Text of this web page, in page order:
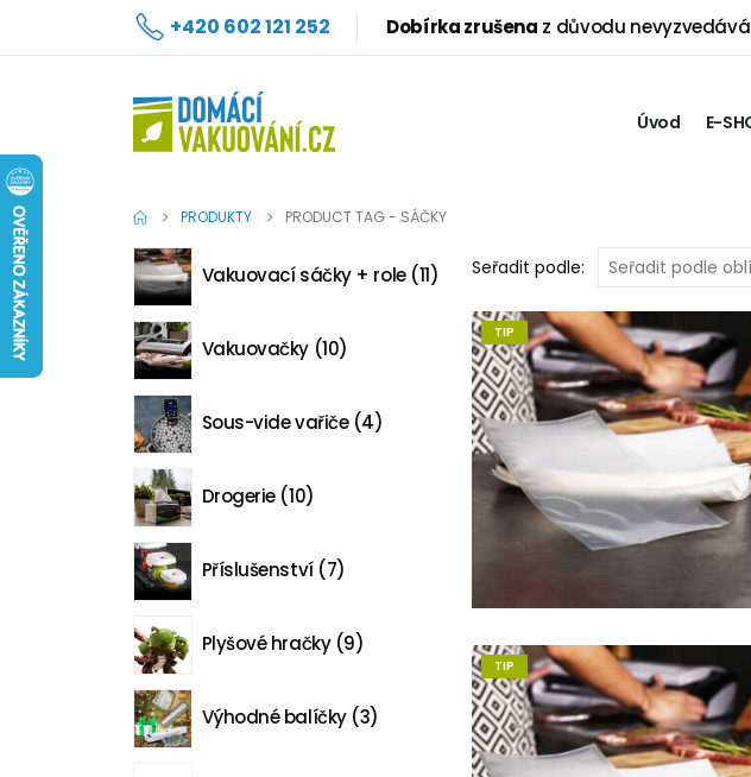
+420 602 121 252 Dobírka zrušena z důvodu
Úvod E-
PRODUKTY PRODUCT TAG - SÁČKY
Seřadit podle:
TIP
TIP
Vakuovací sáčky + role 11
Vakuovačky 10
Sous-vide vařiče 4
Drogerie 10
Příslušenství 7
Plyšové hračky 9
Výhodné balíčky 3